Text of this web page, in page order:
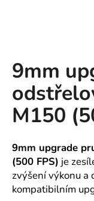
9mm
M150
9mm upgrade
(500 FPS) je
zvýšení výkonu a
kompatibilním
T
?
D